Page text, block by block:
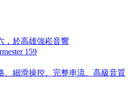
，於高雄強崧音響
159
、細滑操控、完整串流、高級音質